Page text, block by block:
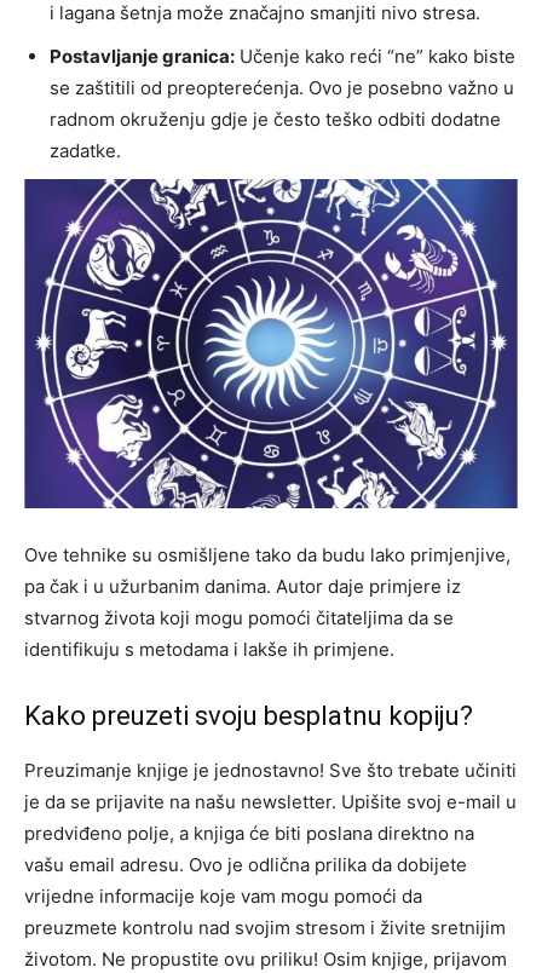
i lagana šetnja može značajno smanjiti nivo stresa.
Postavljanje granica: Učenje kako reći “ne” kako biste
se zaštitili od preopterećenja. Ovo je posebno važno u
radnom okruženju gdje je često teško odbiti dodatne
zadatke.
Ove tehnike su osmišljene tako da budu lako primjenjive,
pa čak i u užurbanim danima. Autor daje primjere iz
stvarnog života koji mogu pomoći čitateljima da se
identifikuju s metodama i lakše ih primjene.
Kako preuzeti svoju besplatnu kopiju?
Preuzimanje knjige je jednostavno! Sve što trebate učiniti
je da se prijavite na našu newsletter. Upišite svoj e-mail u
predviđeno polje, a knjiga će biti poslana direktno na
vašu email adresu. Ovo je odlična prilika da dobijete
vrijedne informacije koje vam mogu pomoći da
preuzmete kontrolu nad svojim stresom i živite sretnijim
životom. Ne propustite ovu priliku! Osim knjige, prijavom